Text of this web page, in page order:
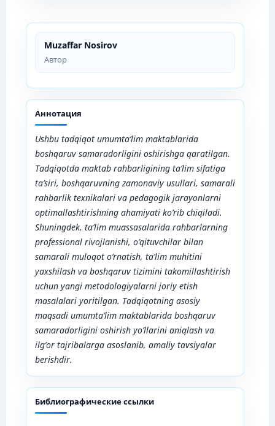
Muzaffar Nosirov
Автор
Аннотация
Ushbu tadqiqot umumta’lim maktablarida
boshqaruv samaradorligini oshirishga qaratilgan.
Tadqiqotda maktab rahbarligining ta’lim sifatiga
ta’siri, boshqaruvning zamonaviy usullari, samarali
rahbarlik texnikalari va pedagogik jarayonlarni
optimallashtirishning ahamiyati ko’rib chiqiladi.
Shuningdek, ta’lim muassasalarida rahbarlarning
professional rivojlanishi, o’qituvchilar bilan
samarali muloqot o’rnatish, ta’lim muhitini
yaxshilash va boshqaruv tizimini takomillashtirish
uchun yangi metodologiyalarni joriy etish
masalalari yoritilgan. Tadqiqotning asosiy
maqsadi umumta’lim maktablarida boshqaruv
samaradorligini oshirish yo’llarini aniqlash va
ilg’or tajribalarga asoslanib, amaliy tavsiyalar
berishdir.
Библиографические ссылки